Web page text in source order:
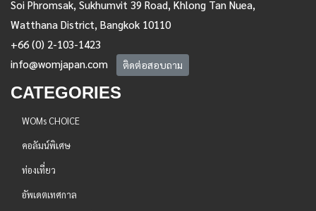
Soi Phromsak, Sukhumvit 39 Road, Khlong Tan Nuea,
Watthana District, Bangkok 10110
+66 (0) 2-103-1423
info@womjapan.com
ติดต่อสอบถาม
CATEGORIES
WOMs CHOICE
คอลัมน์พิเศษ
ท่องเที่ยว
อัพเดตเทศกาล